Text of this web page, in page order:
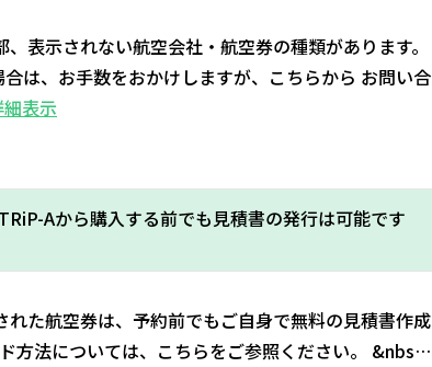
表示されない航空会社・航空券の種類があります。
は、お手数をおかけしますが、こちらから お問い合
表示
Aから購入する前でも見積書の発行は可能です
た航空券は、予約前でもご自身で無料の見積書作成
方法については、こちらをご参照ください。 &nbs…